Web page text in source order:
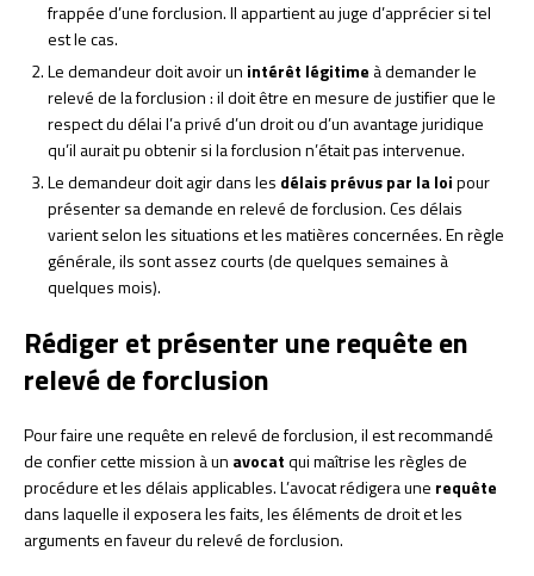
frappée d’une forclusion. Il appartient au juge d’apprécier si tel
est le cas.
Le demandeur doit avoir un intérêt légitime à demander le
relevé de la forclusion : il doit être en mesure de justifier que le
respect du délai l’a privé d’un droit ou d’un avantage juridique
qu’il aurait pu obtenir si la forclusion n’était pas intervenue.
Le demandeur doit agir dans les délais prévus par la loipour
présenter sa demande en relevé de forclusion. Ces délais
varient selon les situations et les matières concernées. En règle
générale, ils sont assez courts (de quelques semaines à
quelques mois).
Rédiger et présenter une requête en
relevé de forclusion
Pour faire une requête en relevé de forclusion, il est recommandé
de confier cette mission à un avocatqui maîtrise les règles de
procédure et les délais applicables. L’avocat rédigera une requête
dans laquelle il exposera les faits, les éléments de droit et les
arguments en faveur du relevé de forclusion.